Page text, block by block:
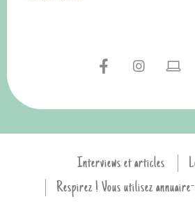
Interviews et articles
Respirez ! Vous utilisez